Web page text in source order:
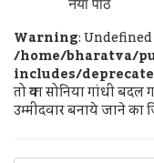
Warning:
/home/bharatva/
includes/
तो क्या सोनिया गांधी बदल
उम्मीदवार बनाये जाने का